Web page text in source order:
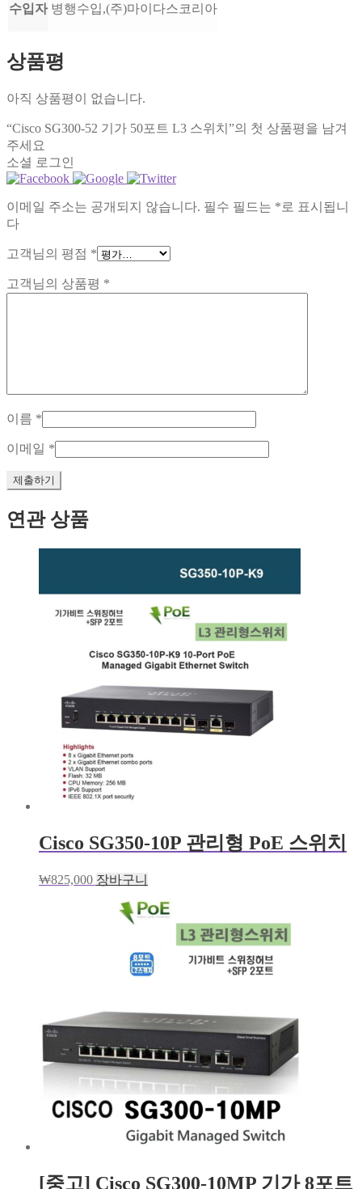
수입자 병행수입,(주)마이다스코리아
상품평
아직 상품평이 없습니다.
“Cisco SG300-52 기가 50포트 L3 스위치”의 첫 상품평을 남겨
주세요
소셜 로그인
이메일 주소는 공개되지 않습니다. 필수 필드는 * 로 표시됩니
다
고객님의 평점 *
고객님의 상품평 *
이름 *
이메일 *
연관 상품
Cisco SG350-10P 관리형 PoE 스위치
₩825,000 장바구니
[중고] Cisco SG300-10MP 기가 8포트